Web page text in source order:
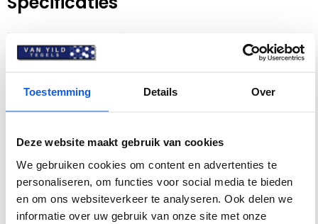
Toestemming Details Over
Deze website maakt gebruik van cookies
We gebruiken cookies om content en advertenties te
personaliseren, om functies voor social media te bieden
en om ons websiteverkeer te analyseren. Ook delen we
informatie over uw gebruik van onze site met onze
Afmeting
Dikte
9 mm
Gerectificeerd
Ja
Geschikt voor
vloerverwarming
Ja